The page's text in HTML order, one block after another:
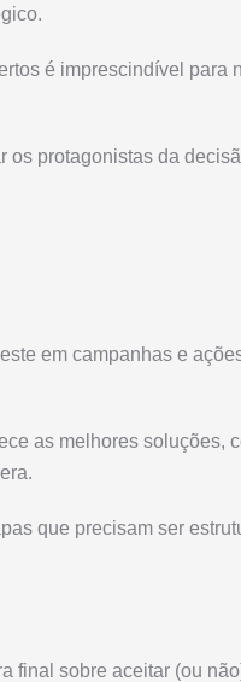
é imprescindível para
os protagonistas da
em campanhas e
as melhores soluções,
que precisam ser
final sobre aceitar (ou